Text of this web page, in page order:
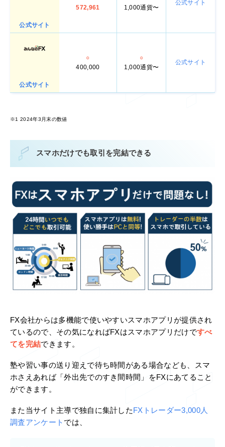
公式サイト
572,961
1,000通貨〜
公式サイト
公式サイト
○
400,000
○
1,000通貨〜
公式サイト
※1 2024年3月末の数値
スマホだけでも取引を完結できる
FX会社からは多機能で使いやすいスマホアプリが提供され
ているので、その気になればFXはスマホアプリだけですべ
てを完結できます。
塾や習い事の送り迎えで待ち時間がある場合なども、スマ
ホさえあれば「外出先でのすき間時間」をFXにあてること
ができます。
また当サイト主導で独自に集計したFXトレーダー3,000人
調査アンケート では、